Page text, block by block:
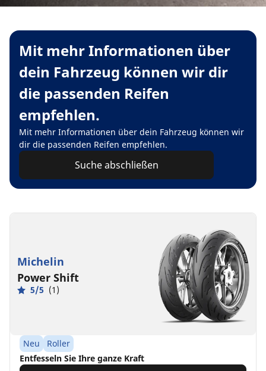
Mit mehr Informationen über
dein Fahrzeug können wir dir
die passenden Reifen
empfehlen.
Mit mehr Informationen über dein Fahrzeug können wir
dir die passenden Reifen empfehlen.
Suche abschließen
Michelin
Power Shift
5/5 (1)
Neu
Roller
Entfesseln Sie Ihre ganze Kraft